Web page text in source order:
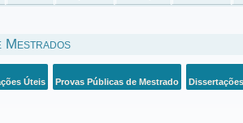
Mestrados
Úteis Provas Públicas de Mestrado